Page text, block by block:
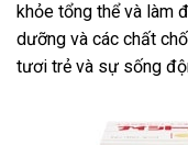
khỏe tổng thể và làm
dưỡng và các chất
tươi trẻ và sự sống